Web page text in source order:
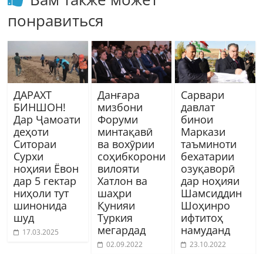
понравиться
ДАРАХТ
БИНШОН!
Дар Ҷамоати
деҳоти
Ситораи
Сурхи
ноҳияи Ёвон
дар 5 гектар
ниҳоли тут
шинонида
шуд
17.03.2025
Данғара
мизбони
Форуми
минтақавӣ
ва вохӯрии
соҳибкорони
вилояти
Хатлон ва
шаҳри
Қунияи
Туркия
мегардад
02.09.2022
Сарвари
давлат
бинои
Маркази
таъминоти
бехатарии
озуқаворӣ
дар ноҳияи
Шамсиддин
Шоҳинро
ифтитоҳ
намуданд
23.10.2022